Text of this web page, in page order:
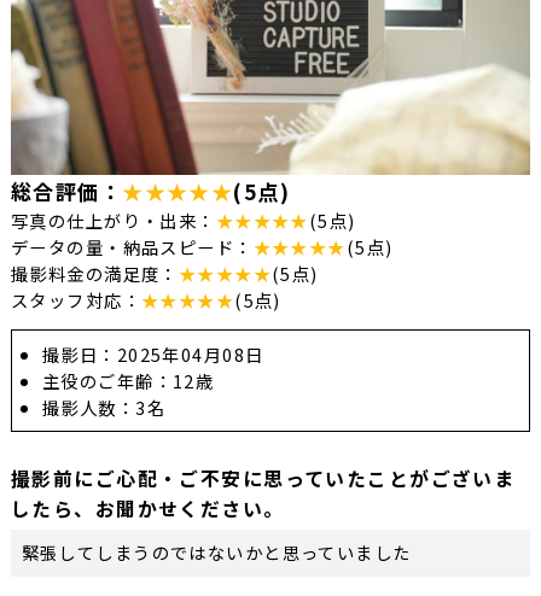
総合評価： ★★★★★(5点)
写真の仕上がり・出来： ★★★★★(5点)
データの量・納品スピード： ★★★★★(5点)
撮影料金の満足度： ★★★★★(5点)
スタッフ対応： ★★★★★(5点)
撮影日：2025年04月08日
主役のご年齢：12歳
撮影人数：3名
撮影前にご心配・ご不安に思っていたことがございま
したら、お聞かせください。
緊張してしまうのではないかと思っていました